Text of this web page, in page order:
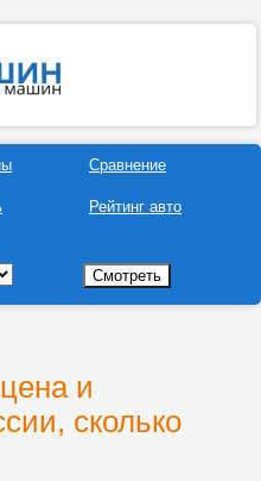
Сравнение
Рейтинг авто
и
сколько